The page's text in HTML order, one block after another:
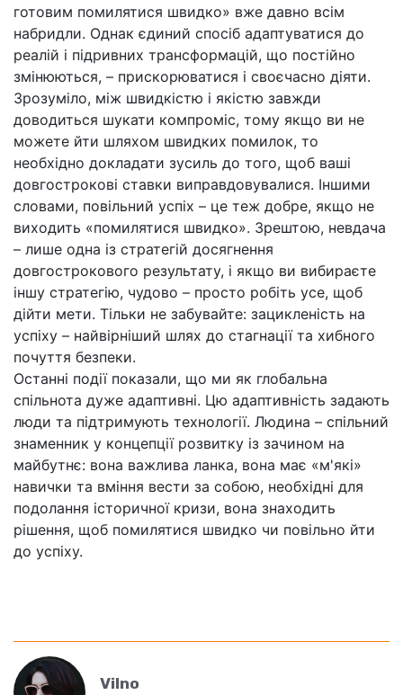
готовим помилятися швидко» вже давно всім
набридли. Однак єдиний спосіб адаптуватися до
реалій і підривних трансформацій, що постійно
змінюються, – прискорюватися і своєчасно діяти.
Зрозуміло, між швидкістю і якістю завжди
доводиться шукати компроміс, тому якщо ви не
можете йти шляхом швидких помилок, то
необхідно докладати зусиль до того, щоб ваші
довгострокові ставки виправдовувалися. Іншими
словами, повільний успіх – це теж добре, якщо не
виходить «помилятися швидко». Зрештою, невдача
– лише одна із стратегій досягнення
довгострокового результату, і якщо ви вибираєте
іншу стратегію, чудово – просто робіть усе, щоб
дійти мети. Тільки не забувайте: зацикленість на
успіху – найвірніший шлях до стагнації та хибного
почуття безпеки.
Останні події показали, що ми як глобальна
спільнота дуже адаптивні. Цю адаптивність задають
люди та підтримують технології. Людина – спільний
знаменник у концепції розвитку із зачином на
майбутнє: вона важлива ланка, вона має «м'які»
навички та вміння вести за собою, необхідні для
подолання історичної кризи, вона знаходить
рішення, щоб помилятися швидко чи повільно йти
до успіху.
Vilno